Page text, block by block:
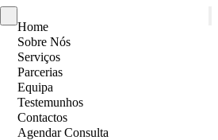
Home
Sobre Nós
Serviços
Parcerias
Equipa
Testemunhos
Contactos
Agendar Consulta